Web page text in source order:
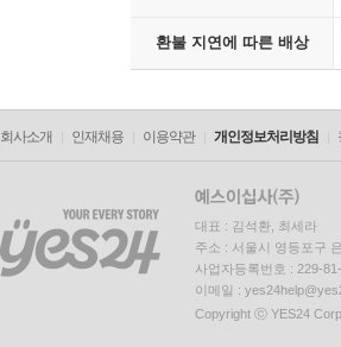
환불 지연에 따른 배상
회사소개 인재채용 이용약관 개인정보처리방침
대표 : 김석환, 최세라
주소 : 서울시 영등포구
사업자등록번호 : 229-
이메일 :
Copyright ⓒ YES24